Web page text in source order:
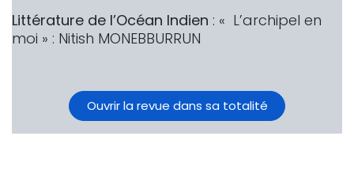
Littérature de l’Océan Indien : « L’archipel en
moi » : Nitish MONEBBURRUN
Ouvrir la revue dans sa totalité